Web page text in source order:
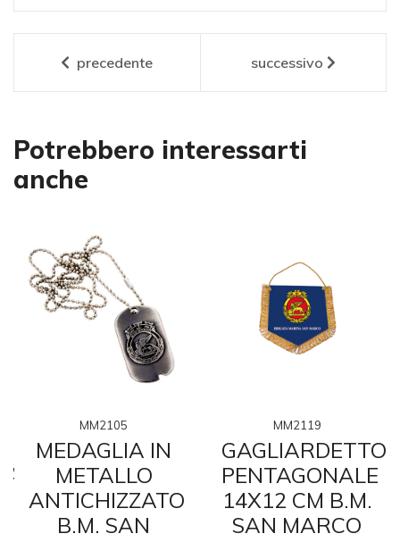
precedente successivo
Potrebbero interessarti
anche
MM2105
MEDAGLIA IN
METALLO
ANTICHIZZATO
B.M. SAN
MM2119
GAGLIARDETTO
PENTAGONALE
14X12 CM B.M.
SAN MARCO